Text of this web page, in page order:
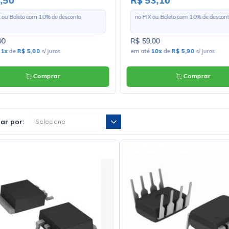
ou Boleto com 10% de desconto
1xde R$ 5,00 s/ juros
Comprar
no PIX ou Boleto com 10% de
R$ 59,00
em até 10xde R$ 5,90 s/ juros
Comprar
por: